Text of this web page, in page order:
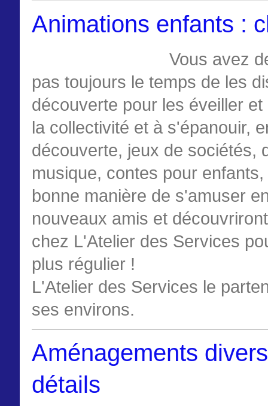
Animations enfants :
Vous avez
pas toujours le temps de les
découverte pour les éveiller
la collectivité et à s'épanouir,
découverte, jeux de sociétés,
musique, contes pour
bonne manière de s'amuser
nouveaux amis et
chez L'Atelier des Services
plus régulier !
L'Atelier des Services le
ses environs.
Aménagements
détails